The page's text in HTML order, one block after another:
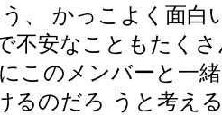
、 かっこよく面白
不安なこともたく
このメンバーと一
るのだろ うと考え